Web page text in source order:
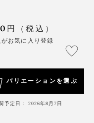
ラックに置けば、光
に広がり、癒しを感
取り行く際、また、
に行く時、carry the
を背の高い家具に引
円（税込）
お気に入り登録
バリエーションを選ぶ
予定日： 2026年8月7日